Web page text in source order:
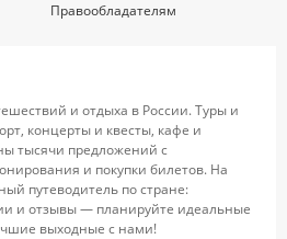
Правообладателям
и отдыха в России. Туры и
концерты и квесты, кафе и
тысячи предложений с
и покупки билетов. На
путеводитель по стране:
и отзывы — планируйте идеальные
выходные с нами!